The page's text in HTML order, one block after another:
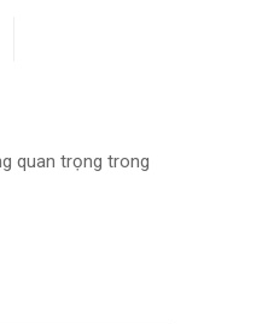
quan trọng trong